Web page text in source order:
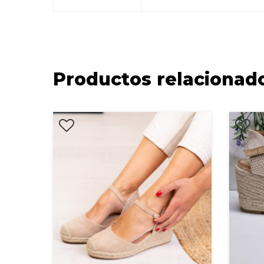
Productos